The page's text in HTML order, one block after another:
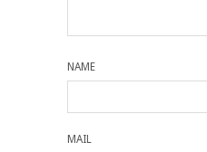
NAME
MAIL